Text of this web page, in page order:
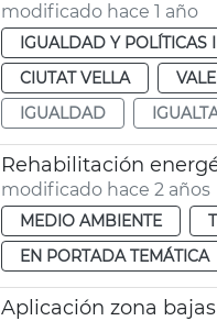
modificado hace 1 año
IGUALDAD Y POLÍTICAS
CIUTAT VELLA
IGUALDAD
Rehabilitación
modificado hace 2 años
MEDIO AMBIENTE
EN PORTADA TEMÁTICA
Aplicación zona